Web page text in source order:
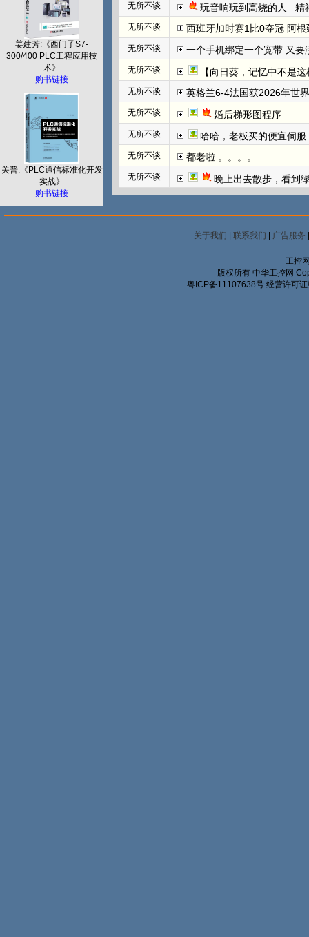
姜建芳:《西门子S7-
300/400 PLC工程应用技
术》
购书链接
关普:《PLC通信标准化开发
实战》
购书链接
无所不谈 玩音响玩到高烧的人   精
无所不谈 西班牙加时赛1比0夺冠 阿
无所不谈 一个手机绑定一个宽带 又要
无所不谈 【向日葵，记忆中不是
无所不谈 英格兰6-4法国获2026年世
无所不谈 婚后梯形图程序
无所不谈 哈哈，老板买的便宜伺
无所不谈 都老啦 。。。。
无所不谈 晚上出去散步，看到
关于我们 | 联系我们 | 广告服务
工控
版权所有 中华工控网
粤ICP备11107638号 经营许可